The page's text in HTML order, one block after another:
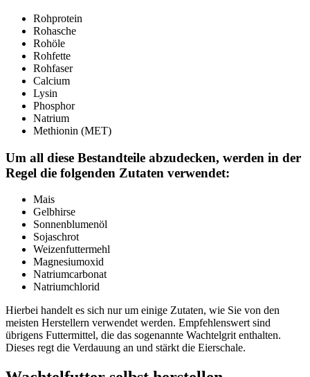
Rohprotein
Rohasche
Rohöle
Rohfette
Rohfaser
Calcium
Lysin
Phosphor
Natrium
Methionin (MET)
Um all diese Bestandteile abzudecken, werden in der
Regel die folgenden Zutaten verwendet:
Mais
Gelbhirse
Sonnenblumenöl
Sojaschrot
Weizenfuttermehl
Magnesiumoxid
Natriumcarbonat
Natriumchlorid
Hierbei handelt es sich nur um einige Zutaten, wie Sie von den
meisten Herstellern verwendet werden. Empfehlenswert sind
übrigens Futtermittel, die das sogenannte Wachtelgrit enthalten.
Dieses regt die Verdauung an und stärkt die Eierschale.